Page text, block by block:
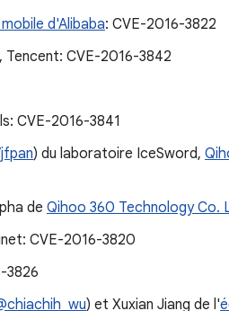
d'Alibaba: CVE-2016-3822
Tencent: CVE-2016-3842
CVE-2016-3841
) du laboratoire IceSword,
de Qihoo 360 Technology Co.
CVE-2016-3820
3826
) et Xuxian Jiang de l'